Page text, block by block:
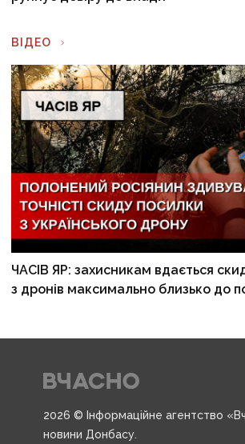
ВІДЕО
ЧАСІВ ЯР: захисникам вдається
з дронів максимально близько до
2026 © Інформаційне агентство
новини Донбасу.